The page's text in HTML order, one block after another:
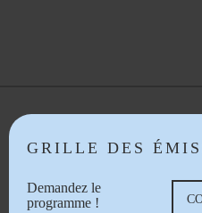
GRILLE DES
Demandez le
programme !